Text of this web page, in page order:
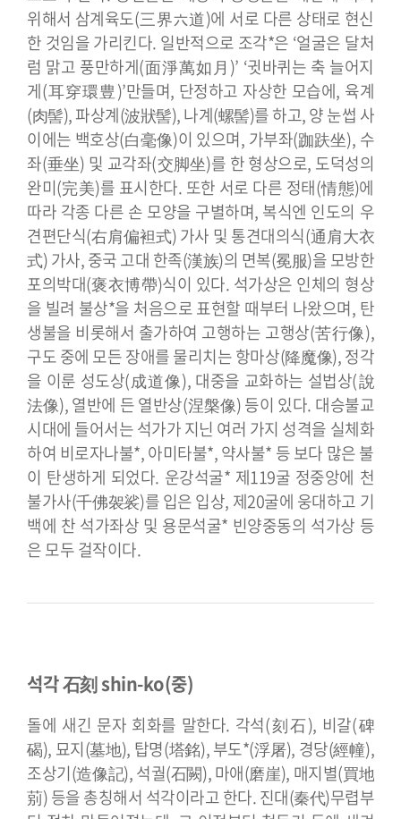
위해서 삼계육도(三界六道)에 서로 다른 상태로 현신
한 것임을 가리킨다. 일반적으로 조각*은 ‘얼굴은 달처
럼 맑고 풍만하게(面淨萬如月)’ ‘귓바퀴는 축 늘어지
게(耳穿環豊)’만들며, 단정하고 자상한 모습에, 육계
(肉髻), 파상계(波狀髻), 나계(螺髻)를 하고, 양 눈썹 사
이에는 백호상(白毫像)이 있으며, 가부좌(跏趺坐), 수
좌(垂坐) 및 교각좌(交脚坐)를 한 형상으로, 도덕성의
완미(完美)를 표시한다. 또한 서로 다른 정태(情態)에
따라 각종 다른 손 모양을 구별하며, 복식엔 인도의 우
견편단식(右肩偏袒式) 가사 및 통견대의식(通肩大衣
式) 가사, 중국 고대 한족(漢族)의 면복(冕服)을 모방한
포의박대(褒衣博帶)식이 있다. 석가상은 인체의 형상
을 빌려 불상*을 처음으로 표현할 때부터 나왔으며, 탄
생불을 비롯해서 출가하여 고행하는 고행상(苦行像),
구도 중에 모든 장애를 물리치는 항마상(降魔像), 정각
을 이룬 성도상(成道像), 대중을 교화하는 설법상(說
法像), 열반에 든 열반상(涅槃像) 등이 있다. 대승불교
시대에 들어서는 석가가 지닌 여러 가지 성격을 실체화
하여 비로자나불*, 아미타불*, 약사불* 등 보다 많은 불
이 탄생하게 되었다. 운강석굴* 제119굴 정중앙에 천
불가사(千佛袈裟)를 입은 입상, 제20굴에 웅대하고 기
백에 찬 석가좌상 및 용문석굴* 빈양중동의 석가상 등
은 모두 걸작이다.
석각 石刻 shin-ko(중)
돌에 새긴 문자 회화를 말한다. 각석(刻石), 비갈(碑
碣), 묘지(墓地), 탑명(塔銘), 부도*(浮屠), 경당(經幢),
조상기(造像記), 석궐(石闕), 마애(磨崖), 매지별(買地
莂) 등을 총칭해서 석각이라고 한다. 진대(秦代)무렵부